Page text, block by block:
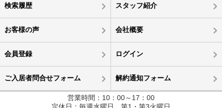
検索履歴 スタッフ紹介
お客様の声 会社概要
会員登録 ログイン
ご入居者問合せフォーム 解約通知フォーム
営業時間：10：00～17：00